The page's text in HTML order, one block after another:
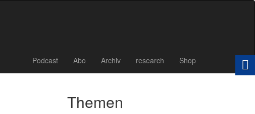
Podcast Abo Archiv research Shop
Themen